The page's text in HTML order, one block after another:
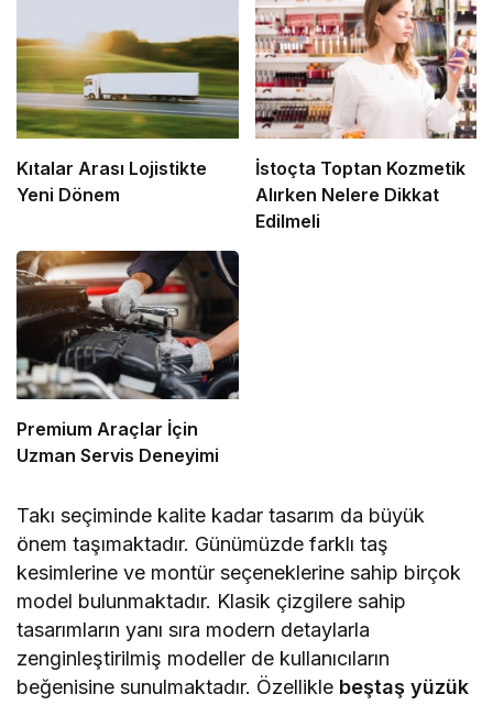
Kıtalar Arası Lojistikte
Yeni Dönem
İstoçta Toptan Kozmetik
Alırken Nelere Dikkat
Edilmeli
Premium Araçlar İçin
Uzman Servis Deneyimi
Takı seçiminde kalite kadar tasarım da büyük
önem taşımaktadır. Günümüzde farklı taş
kesimlerine ve montür seçeneklerine sahip birçok
model bulunmaktadır. Klasik çizgilere sahip
tasarımların yanı sıra modern detaylarla
zenginleştirilmiş modeller de kullanıcıların
beğenisine sunulmaktadır. Özellikle beştaş yüzük